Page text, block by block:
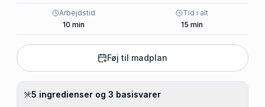
Arbejdstid
10 min
Tid i alt
15 min
Føj til madplan
5 ingredienser og 3 basisvarer